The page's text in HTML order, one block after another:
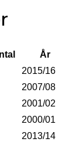
År
2015/16
2007/08
2001/02
2000/01
2013/14